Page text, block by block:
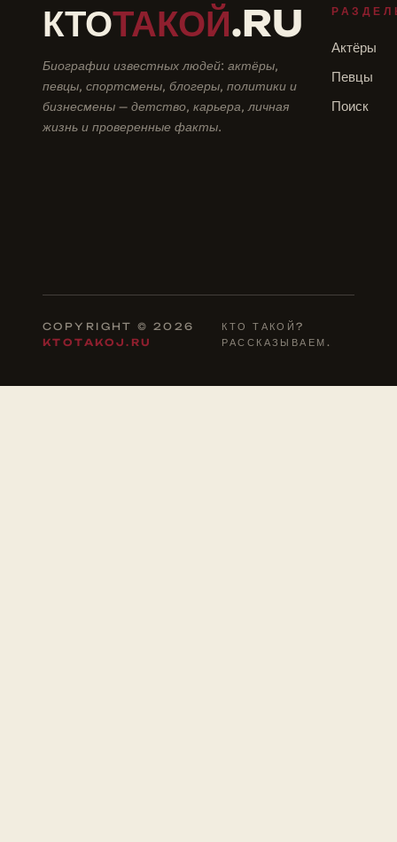
КТОТАКОЙ.RU
Биографии известных людей: актёры,
певцы, спортсмены, блогеры, политики и
бизнесмены — детство, карьера, личная
жизнь и проверенные факты.
Актёры
Певцы
Поиск
COPYRIGHT © 2026
KTOTAKOJ.RU
КТО ТАКОЙ?
РАССКАЗЫВАЕМ.